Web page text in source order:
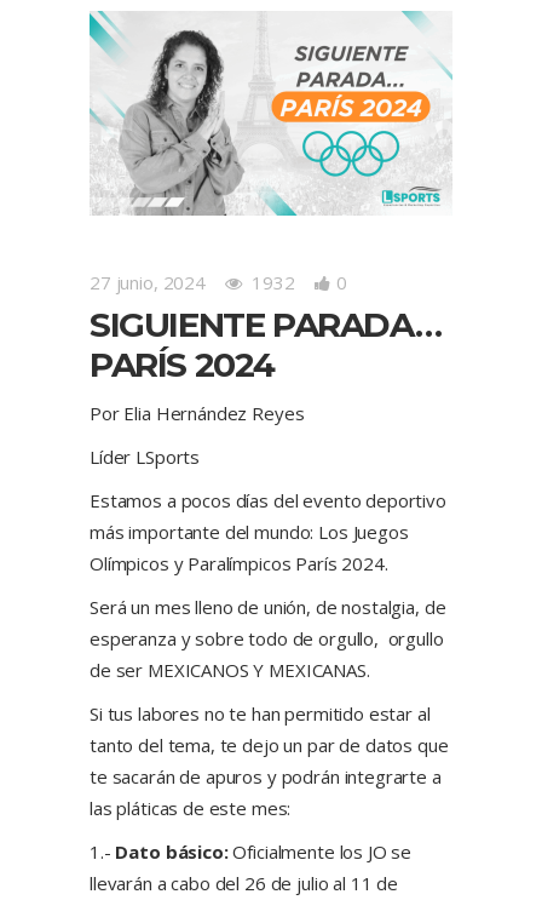
27 junio, 2024 1932 0
SIGUIENTE PARADA…
PARÍS 2024
Por Elia Hernández Reyes
Líder LSports
Estamos a pocos días del evento deportivo
más importante del mundo: Los Juegos
Olímpicos y Paralímpicos París 2024.
Será un mes lleno de unión, de nostalgia, de
esperanza y sobre todo de orgullo, orgullo
de ser MEXICANOS Y MEXICANAS.
Si tus labores no te han permitido estar al
tanto del tema, te dejo un par de datos que
te sacarán de apuros y podrán integrarte a
las pláticas de este mes:
1.- Dato básico:Oficialmente los JO se
llevarán a cabo del 26 de julio al 11 de